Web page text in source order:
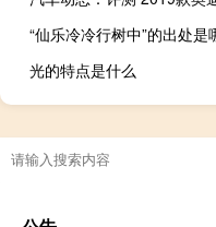
“仙乐冷冷行树中”的出处是
光的特点是什么